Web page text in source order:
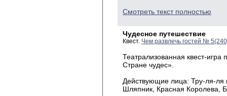
Смотреть текст полностью
Чудесное путешествие
Квест. Чем развлечь гостей №
Театрализованная квест-
Стране чудес».
Действующие лица: Тру-ля-
Шляпник, Красная Королева,